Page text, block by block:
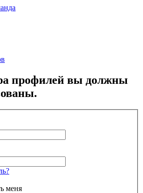
профилей вы должны
меня